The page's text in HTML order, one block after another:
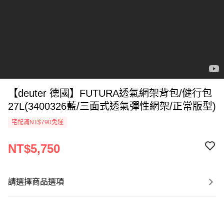
【deuter 德國】FUTURA透氣網架背包/健行包
27L(3400326藍/三面式透氣彈性網架/正常版型)
宅配滿NT$790免運
NT$5,750
請選擇商品選項